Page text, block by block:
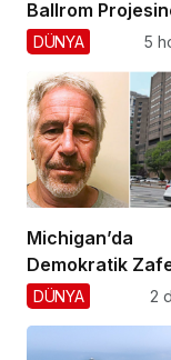
Ballrom
Durdurma
DÜNYA 5
Michigan’da
Demokratik
DÜNYA 2